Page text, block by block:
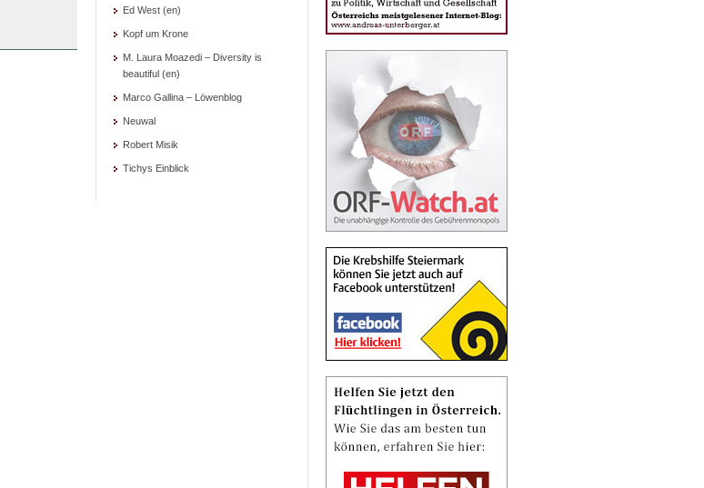
Ed West (en)
Kopf um Krone
M. Laura Moazedi – Diversity is
beautiful (en)
Marco Gallina – Löwenblog
Neuwal
Robert Misik
Tichys Einblick